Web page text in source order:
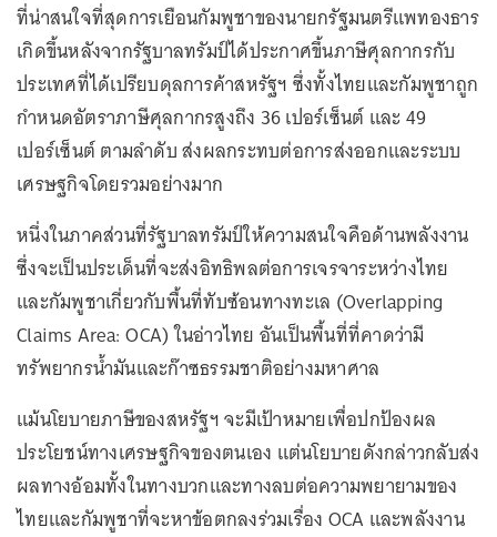
ที่น่าสนใจที่สุดการเยือนกัมพูชาของนายกรัฐมนตรีแพทองธาร
เกิดขึ้นหลังจากรัฐบาลทรัมป์ได้ประกาศขึ้นภาษีศุลกากรกับ
ประเทศที่ได้เปรียบดุลการค้าสหรัฐฯ ซึ่งทั้งไทยและกัมพูชาถูก
กำหนดอัตราภาษีศุลกากรสูงถึง 36 เปอร์เซ็นต์ และ 49
เปอร์เซ็นต์ ตามลำดับ ส่งผลกระทบต่อการส่งออกและระบบ
เศรษฐกิจโดยรวมอย่างมาก
หนึ่งในภาคส่วนที่รัฐบาลทรัมป์ให้ความสนใจคือด้านพลังงาน
ซึ่งจะเป็นประเด็นที่จะส่งอิทธิพลต่อการเจรจาระหว่างไทย
และกัมพูชาเกี่ยวกับพื้นที่ทับซ้อนทางทะเล (Overlapping
Claims Area: OCA) ในอ่าวไทย อันเป็นพื้นที่ที่คาดว่ามี
ทรัพยากรน้ำมันและก๊าซธรรมชาติอย่างมหาศาล
แม้นโยบายภาษีของสหรัฐฯ จะมีเป้าหมายเพื่อปกป้องผล
ประโยชน์ทางเศรษฐกิจของตนเอง แต่นโยบายดังกล่าวกลับส่ง
ผลทางอ้อมทั้งในทางบวกและทางลบต่อความพยายามของ
ไทยและกัมพูชาที่จะหาข้อตกลงร่วมเรื่อง OCA และพลังงาน